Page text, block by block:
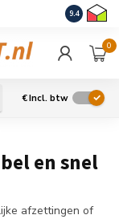
Levering
9.4
0
€Incl. btw
en snel
afzettingen of